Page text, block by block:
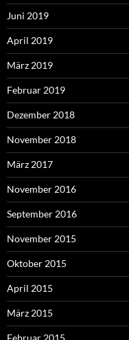
Juni 2019
April 2019
März 2019
Februar 2019
Dezember 2018
November 2018
März 2017
November 2016
September 2016
November 2015
Oktober 2015
April 2015
März 2015
Februar 2015